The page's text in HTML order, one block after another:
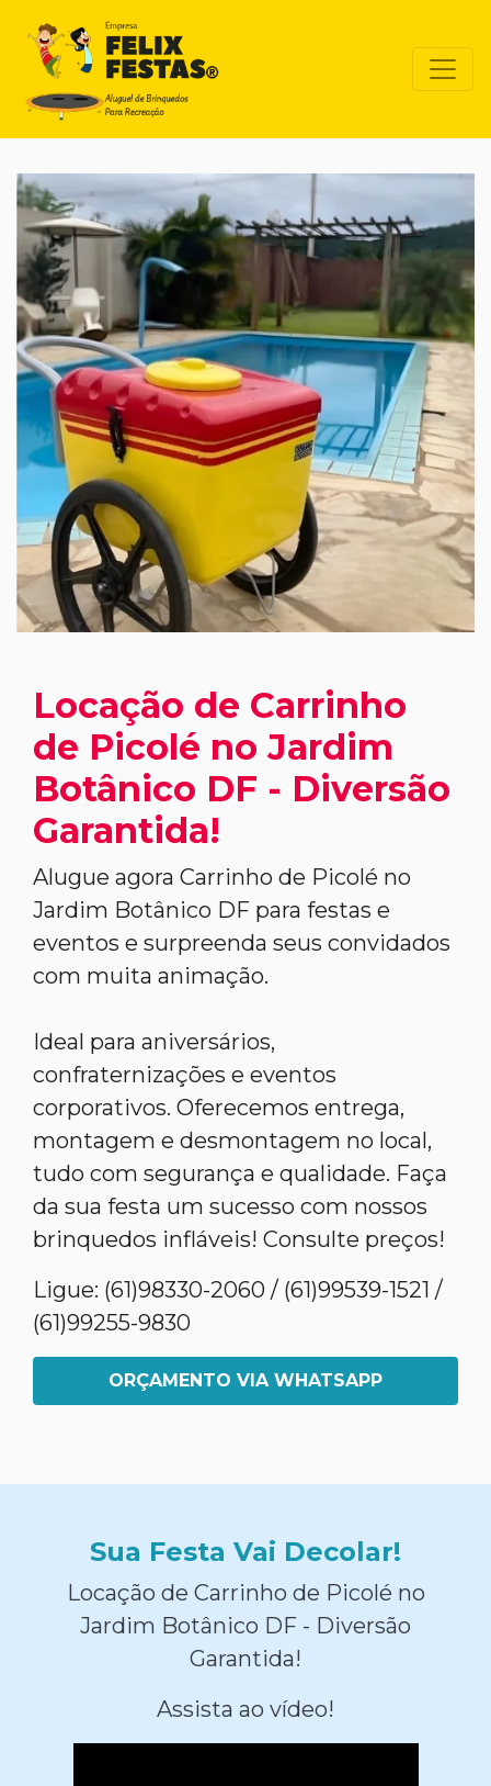
Locação de Carrinho
de Picolé no Jardim
Botânico DF - Diversão
Garantida!
Alugue agora Carrinho de Picolé no
Jardim Botânico DF para festas e
eventos e surpreenda seus convidados
com muita animação.
Ideal para aniversários,
confraternizações e eventos
corporativos. Oferecemos entrega,
montagem e desmontagem no local,
tudo com segurança e qualidade. Faça
da sua festa um sucesso com nossos
brinquedos infláveis! Consulte preços!
Ligue: (61)98330-2060 / (61)99539-1521 /
(61)99255-9830
ORÇAMENTO VIA WHATSAPP
Sua Festa Vai Decolar!
Locação de Carrinho de Picolé no
Jardim Botânico DF - Diversão
Garantida!
Assista ao vídeo!